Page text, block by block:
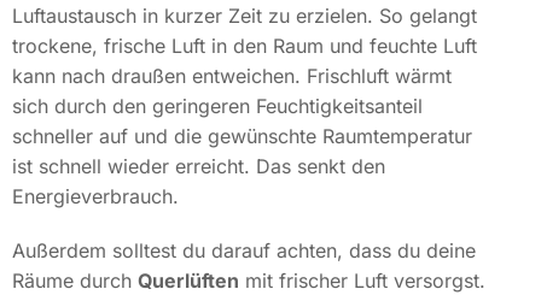
Luftaustausch in kurzer Zeit zu erzielen. So gelangt
trockene, frische Luft in den Raum und feuchte Luft
kann nach draußen entweichen. Frischluft wärmt
sich durch den geringeren Feuchtigkeitsanteil
schneller auf und die gewünschte Raumtemperatur
ist schnell wieder erreicht. Das senkt den
Energieverbrauch.
Außerdem solltest du darauf achten, dass du deine
Räume durch Querlüften mit frischer Luft versorgst.